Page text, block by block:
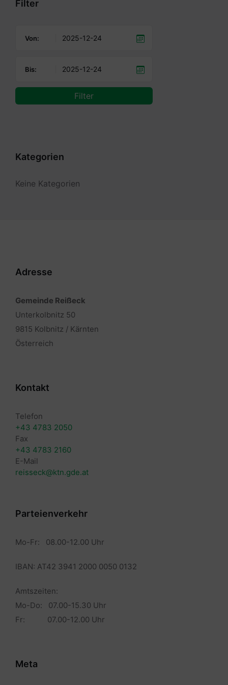
Filter
Von:
Bis:
Filter
Kategorien
Keine Kategorien
Adresse
Gemeinde Reißeck
Unterkolbnitz 50
9815 Kolbnitz / Kärnten
Österreich
Kontakt
Telefon
+43 4783 2050
Fax
+43 4783 2160
E-Mail
reisseck@ktn.gde.at
Parteienverkehr
Mo-Fr: 08.00-12.00 Uhr
IBAN: AT42 3941 2000 0050 0132
Amtszeiten:
Mo-Do: 07.00-15.30 Uhr
Fr: 07.00-12.00 Uhr
Meta